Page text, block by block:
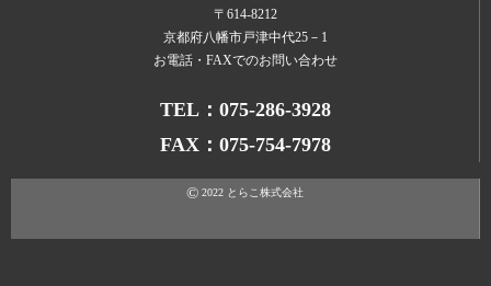
〒614-8212
京都府八幡市戸津中代25－1
お電話・FAXでのお問い合わせ
TEL：075-286-3928
FAX：075-754-7978
© 2022 とらこ株式会社